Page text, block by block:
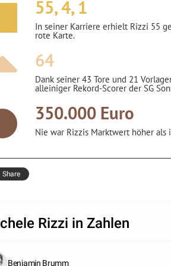
55, 4, 1
In seiner Karriere erhielt Rizzi 55
rote Karte.
64
Dank seiner 43 Tore und 21
alleiniger Rekord-Scorer der SG
350.000 Euro
Nie war Rizzis Marktwert höher als
Share
Rizzi in Zahlen
Benjamin Brumm